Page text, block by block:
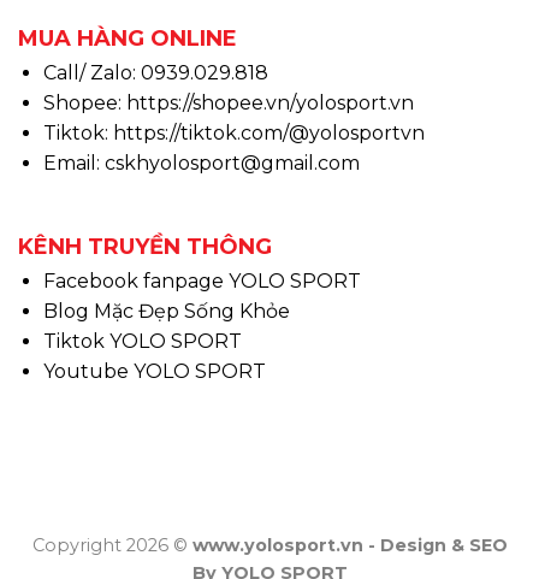
MUA HÀNG ONLINE
Call/ Zalo: 0939.029.818
Shopee: https://shopee.vn/yolosport.vn
Tiktok: https://tiktok.com/@yolosportvn
Email: cskhyolosport@gmail.com
KÊNH TRUYỀN THÔNG
Facebook fanpage YOLO SPORT
Blog Mặc Đẹp Sống Khỏe
Tiktok YOLO SPORT
Youtube YOLO SPORT
Copyright 2026 © www.yolosport.vn - Design & SEO
By YOLO SPORT